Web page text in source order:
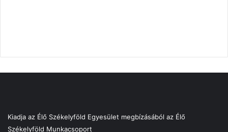
Kiadja az Élő Székelyföld Egyesület megbízásából az Élő
Székelyföld Munkacsoport